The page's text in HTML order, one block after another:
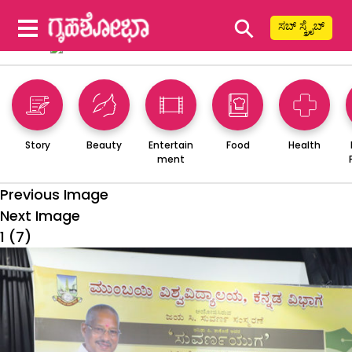
⚲ ಸಬ್ ಸ್ಕ್ರೈಬ್
Story Beauty
Entertain
ment
Food Health
Previous Image
Next Image
1 (7)